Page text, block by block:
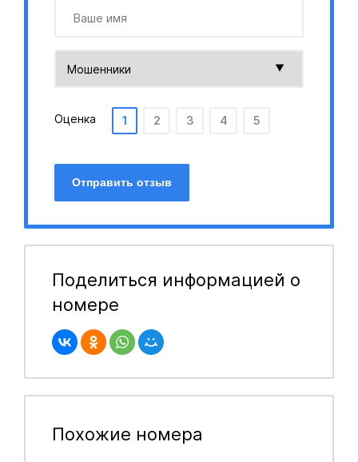
Оценка 1 2 3 4 5
Отправить отзыв
Поделиться информацией о
номере
Похожие номера